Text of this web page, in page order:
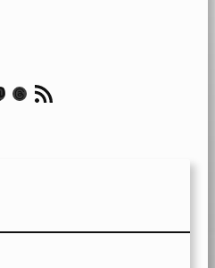
Threads RSS-Feed